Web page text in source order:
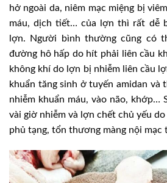
hở ngoài da, niêm mạc miệng bị
máu, dịch tiết… của lợn thì rất dễ
lợn. Người bình thường cũng có
đường hô hấp do hít phải liên cầu
không khí do lợn bị nhiễm liên cầu
khuẩn tăng sinh ở tuyến amidan và
nhiễm khuẩn máu, vào não, khớp…
vài giờ nhiễm và lợn chết chủ yếu do
phủ tạng, tổn thương màng nội mạc